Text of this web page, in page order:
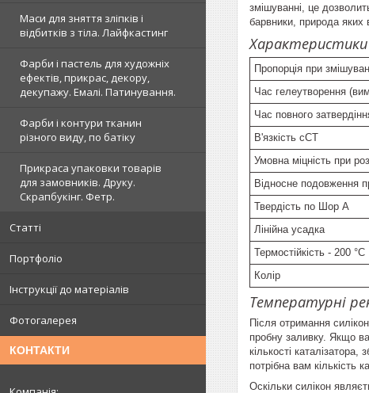
Маси для зняття зліпків і
відбитків з тіла. Лайфкастинг
Фарби і пастель для художніх
ефектів, прикрас, декору,
декупажу. Емалі. Патинування.
Фарби і контури тканин
різного виду, по батіку
Прикраса упаковки товарів
для замовників. Друку.
Скрапбукінг. Фетр.
Статті
Портфоліо
Інструкції до матеріалів
Фотогалерея
КОНТАКТИ
змішуванні, це
барвники, природа яких
Характеристики
Пропорція при
Час гелеутворення
Час повного
В'язкість сСТ
Умовна міцність при
Відносне подовження
Твердість по Шор А
Лінійна усадка
Термостійкість - 200 °С
Колір
Температурні
Після отримання
пробну заливку. Якщо
кількості
потрібна вам кількість
Оскільки силікон